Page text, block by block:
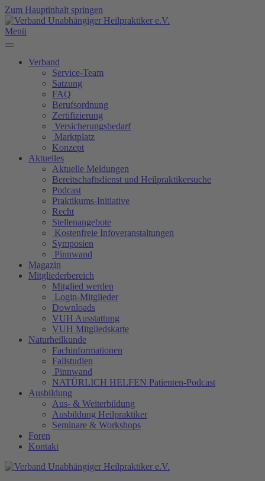
Zum Hauptinhalt springen
Menü
Verband
Service-Team
Satzung
FAQ
Berufsordnung
Zertifizierung
Versicherungsbedarf
Marktplatz
Konzept
Aktuelles
Aktuelle Meldungen
Bereitschaftsdienst und Heilpraktikersuche
Podcast
Praktikums-Initiative
Recht
Stellenangebote
Kostenfreie Infoveranstaltungen
Symposien
Pinnwand
Magazin
Mitgliederbereich
Mitglied werden
Login-Mitglieder
Downloads
VUH Ausstattung
VUH Mitgliedskarte
Naturheilkunde
Fachinformationen
Fallstudien
Pinnwand
NATÜRLICH HELFEN Patienten-Podcast
Ausbildung
Aus- & Weiterbildung
Ausbildung Heilpraktiker
Seminare & Workshops
Foren
Kontakt